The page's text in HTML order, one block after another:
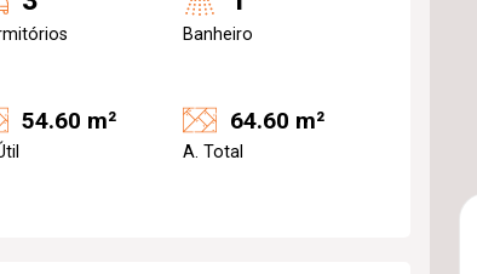
Banheiro
54.60 m² 64.60 m²
A. Total